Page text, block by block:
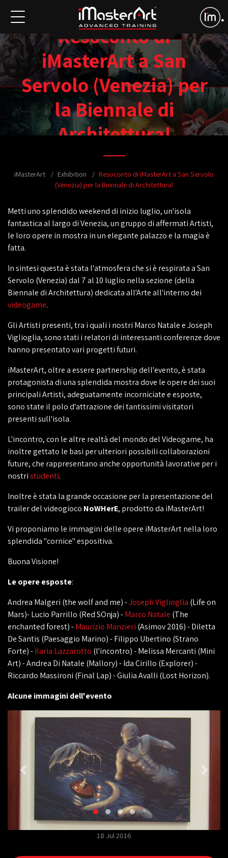
Resoconto di
iMasterArt a San
Servolo (Venezia) per
la Biennale di
Architettura!
iMasterArt Exhibition
Resoconto di iMasterArt a San Servolo
(Venezia) per la Biennale di Architettura!
Metti uno splendido weekend di inizio luglio, un'isola
fantastica al largo di Venezia, un gruppo di affermati Artisti,
le loro opere in mostra in un elegante palazzo e la magia è
fatta.
In sintesi questa è stata l'atmosfera che si è respirata a San
Servolo (Venezia) dal 7 al 10 luglio nella sezione (della
Biennale di Architettura) dedicata all'Arte all'interno dei
videogame.
Gli Artisti presenti, tra i quali i nostri Marco Natale e Joseph
Viglioglia, sono stati i relatori di interessanti conferenze dove
hanno presentato vari progetti futuri.
iMasterArt, oltre a essere partnership dell'evento, è stata
protagonista di una splendida mostra dove le opere dei suoi
principali Artisti, adeguatamente incorniciate e esposte,
sono state il polo d'attrazione dei tantissimi visitatori
presenti sull'isola.
L'incontro, con le altre realtà del mondo del Videogame, ha
inoltre gettato le basi per ulteriori possibili collaborazioni
future, che rappresentano anche opportunità lavorative per i
nostristudenti.
Inoltre è stata la grande occasione per la presentazione del
trailer del videogioco NoWHerE, prodotto da iMasterArt!
Vi proponiamo le immagini delle opere iMasterArt nella loro
splendida "cornice" espositiva.
Buona Visione!
Le opere esposte:
Andrea Malgeri (the wolf and me) -Joseph Viglioglia (Life on
Mars)- Lucio Parrillo (Red SOnja) -Marco Natale (The
enchanted forest) -Maurizio Manzieri (Asimov 2016) - Diletta
De Santis (Paesaggio Marino) - Filippo Ubertino (Strano
Forte) -Ilaria Lazzarotto (l'incontro) - Melissa Mercanti (Mini
Art) - Andrea Di Natale (Mallory) - Ida Cirillo (Explorer) -
Riccardo Massironi (Final Lap) - Giulia Avalli (Lost Horizon).
Alcune immagini dell'evento
18 Jul 2016